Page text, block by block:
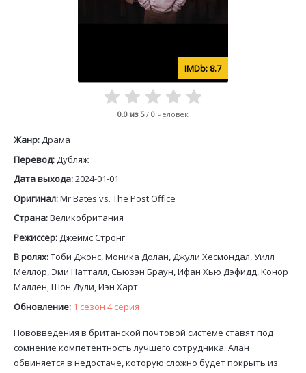
8.7
0.0 из 5/ 0 человек
Жанр:Драма
Перевод: Дубляж
Дата выхода:2024-01-01
Оригинал:Mr Bates vs. The Post Office
Страна:Великобритания
Режиссер: Джеймс Стронг
В ролях:Тоби Джонс, Моника Долан, Джули Хесмондал, Уилл
Меллор, Эми Натталл, Сьюзэн Браун, Ифан Хью Дэфидд, Конор
Маллен, Шон Дули, Иэн Харт
Обновление: 1 сезон 4 серия
Нововведения в британской почтовой системе ставят под
сомнение компетентность лучшего сотрудника. Алан
обвиняется в недостаче, которую сложно будет покрыть из